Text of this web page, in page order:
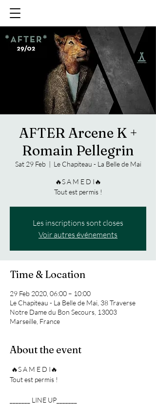
AFTER Arcene K +
Romain Pellegrin
Sat 29 Feb
  |
Le Chapiteau - La Belle de Mai
🔥S A M E D I🔥
Tout est permis !
Les inscriptions sont closes
Voir autres événements
Time & Location
29 Feb 2020, 06:00 – 10:00
Le Chapiteau - La Belle de Mai, 38 Traverse
Notre Dame du Bon Secours, 13003
Marseille, France
About the event
🔥S A M E D I🔥
_______ LINE UP_______